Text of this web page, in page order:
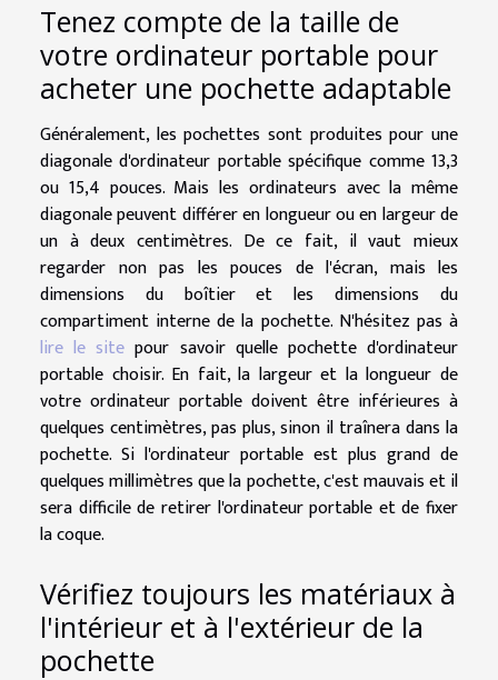
Tenez compte de la taille de
votre ordinateur portable pour
acheter une pochette adaptable
Généralement, les pochettes sont produites pour une
diagonale d'ordinateur portable spécifique comme 13,3
ou 15,4 pouces. Mais les ordinateurs avec la même
diagonale peuvent différer en longueur ou en largeur de
un à deux centimètres. De ce fait, il vaut mieux
regarder non pas les pouces de l'écran, mais les
dimensions du boîtier et les dimensions du
compartiment interne de la pochette. N'hésitez pas à
lire le site pour savoir quelle pochette d'ordinateur
portable choisir. En fait, la largeur et la longueur de
votre ordinateur portable doivent être inférieures à
quelques centimètres, pas plus, sinon il traînera dans la
pochette. Si l'ordinateur portable est plus grand de
quelques millimètres que la pochette, c'est mauvais et il
sera difficile de retirer l'ordinateur portable et de fixer
la coque.
Vérifiez toujours les matériaux à
l'intérieur et à l'extérieur de la
pochette